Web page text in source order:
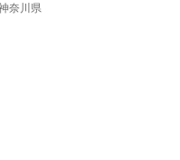
奈川県